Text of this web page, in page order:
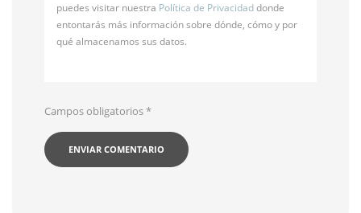
puedes visitar nuestra Política de Privacidaddonde
entontarás más información sobre dónde, cómo y por
qué almacenamos sus datos.
Campos obligatorios*